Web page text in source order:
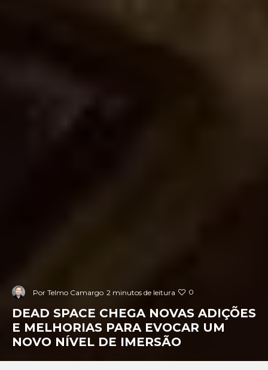
Por Telmo Camargo 2 minutos de leitura 0
DEAD SPACE CHEGA NOVAS ADIÇÕES
E MELHORIAS PARA EVOCAR UM
NOVO NÍVEL DE IMERSÃO